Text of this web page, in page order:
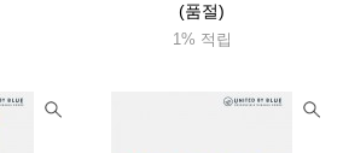
(품절)
1% 적립